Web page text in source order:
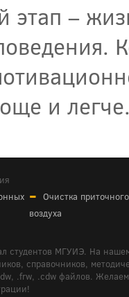
этап –
и легче.
Очистка приточного
воздуха
студентов МГУИЭ. На
справочников,
.frw, .cdw файлов.